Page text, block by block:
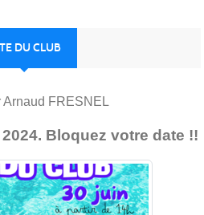
DU CLUB
Arnaud FRESNEL
Bloquez votre date !!